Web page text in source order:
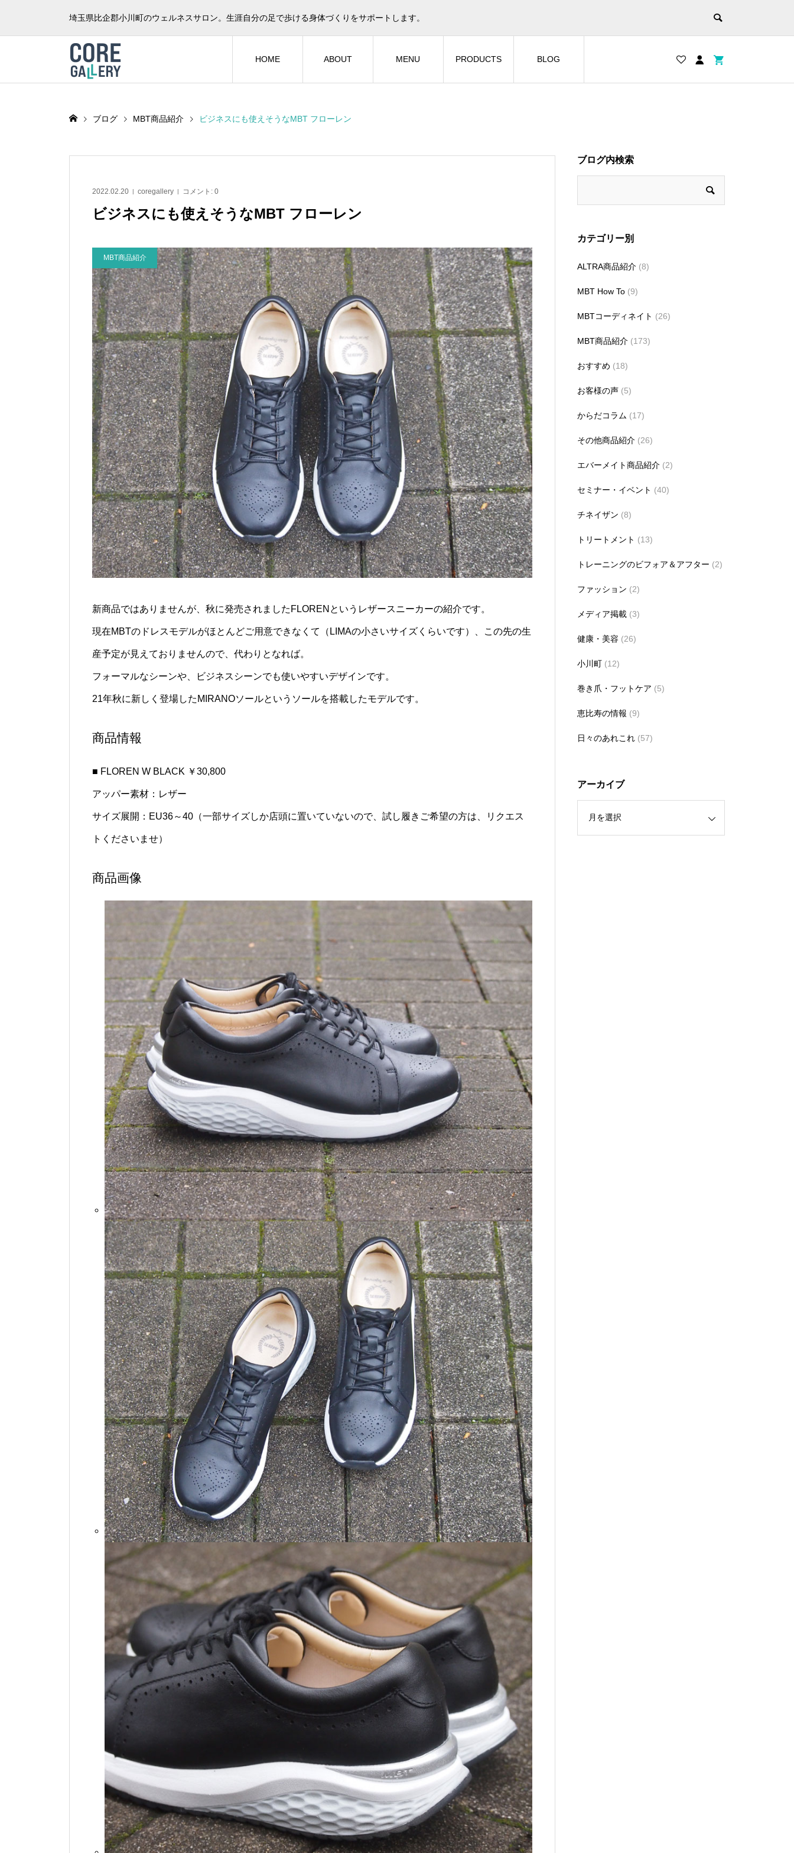
埼玉県比企郡小川町のウェルネスサロン。生涯自分の足で歩ける身体づくりをサポートします。
HOME ABOUT MENU PRODUCTS BLOG
ブログ MBT商品紹介 ビジネスにも使えそうなMBT フローレン
2022.02.20 coregallery コメント: 0
ビジネスにも使えそうなMBT フローレン
MBT商品紹介
新商品ではありませんが、秋に発売されましたFLORENというレザースニーカーの紹介です。
現在MBTのドレスモデルがほとんどご用意できなくて（LIMAの小さいサイズくらいです）、この先の生
産予定が見えておりませんので、代わりとなれば。
フォーマルなシーンや、ビジネスシーンでも使いやすいデザインです。
21年秋に新しく登場したMIRANOソールというソールを搭載したモデルです。
商品情報
■ FLOREN W BLACK ￥30,800
アッパー素材：レザー
サイズ展開：EU36～40（一部サイズしか店頭に置いていないので、試し履きご希望の方は、リクエス
トくださいませ）
商品画像
ブログ内検索
カテゴリー別
ALTRA商品紹介 (8)
MBT How To (9)
MBTコーディネイト (26)
MBT商品紹介 (173)
おすすめ (18)
お客様の声 (5)
からだコラム (17)
その他商品紹介 (26)
エバーメイト商品紹介 (2)
セミナー・イベント (40)
チネイザン (8)
トリートメント (13)
トレーニングのビフォア＆アフター (2)
ファッション (2)
メディア掲載 (3)
健康・美容 (26)
小川町 (12)
巻き爪・フットケア (5)
恵比寿の情報 (9)
日々のあれこれ (57)
アーカイブ